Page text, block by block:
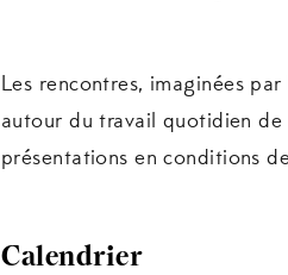
Les rencontres, imaginées
autour du travail quotidien
présentations en conditions
Calendrier